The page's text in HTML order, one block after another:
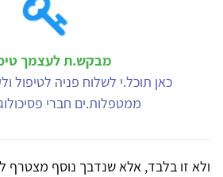
מבקש.ת לעצמך
כאן תוכל.י לשלוח פניה לטיפול
ממטפלות.ים חברי
ולא זו בלבד, אלא שנדבך נוסף מצטרף